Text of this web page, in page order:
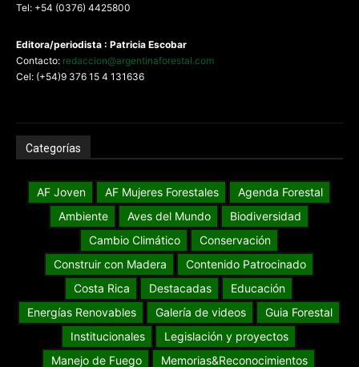
Tel: +54 (0376) 4425800
Editora/periodista : Patricia Escobar
Contacto: redaccion@argentinaforestal.com
Cel: (+54)9 376 15 4 131636
Categorías
AF Joven AF Mujeres Forestales
Agenda Forestal
Ambiente
Aves del Mundo
Biodiversidad
Cambio Climático
Conservación
Construir con Madera
Contenido Patrocinado
Costa Rica
Destacadas
Educación
Energías Renovables
Galería de videos
Guia Forestal
Institucionales
Legislación y proyectos
Manejo de Fuego
Memorias&Reconocimientos